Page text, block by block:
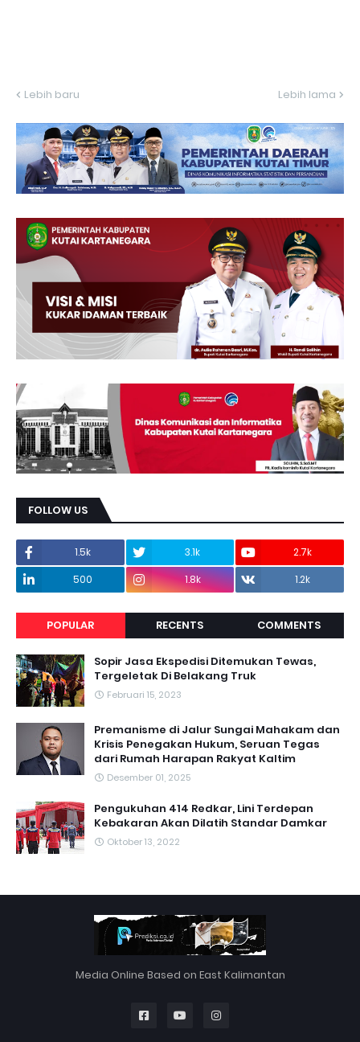
Lebih baru Lebih lama
FOLLOW US
1.5k 3.1k
2.7k
500
1.8k 1.2k
POPULAR RECENTS COMMENTS
Sopir Jasa Ekspedisi Ditemukan Tewas,
Tergeletak Di Belakang Truk
Februari 15, 2023
Premanisme di Jalur Sungai Mahakam dan
Krisis Penegakan Hukum, Seruan Tegas
dari Rumah Harapan Rakyat Kaltim
Desember 01, 2025
Pengukuhan 414 Redkar, Lini Terdepan
Kebakaran Akan Dilatih Standar Damkar
Oktober 13, 2022
Media Online Based on East Kalimantan